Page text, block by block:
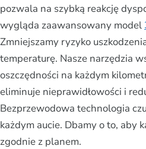
pozwala na szybką reakcję
wygląda zaawansowany model
Zmniejszamy ryzyko
temperaturę. Nasze narzędzia
oszczędności na każdym
eliminuje nieprawidłowości i
Bezprzewodowa technologia
każdym aucie. Dbamy o to, aby
zgodnie z planem.